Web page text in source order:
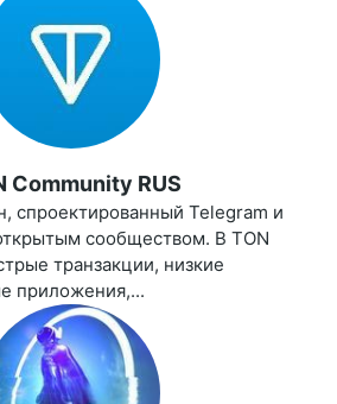
Community RUS
спроектированный Telegram и
сообществом. В TON
транзакции, низкие
приложения,...